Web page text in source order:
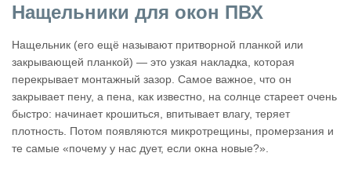
Нащельники для окон ПВХ
Нащельник (его ещё называют притворной планкой или
закрывающей планкой) — это узкая накладка, которая
перекрывает монтажный зазор. Самое важное, что он
закрывает пену, а пена, как известно, на солнце стареет очень
быстро: начинает крошиться, впитывает влагу, теряет
плотность. Потом появляются микротрещины, промерзания и
те самые «почему у нас дует, если окна новые?».